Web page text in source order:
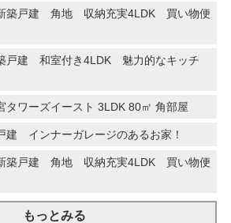
築戸建 角地 収納充実4LDK 買い物便
戸建 和室付き4LDK 魅力的なキッチ
タワーズイースト 3LDK 80㎡ 角部屋
インナーガレージのあるお家！
築戸建 角地 収納充実4LDK 買い物便
もっとみる